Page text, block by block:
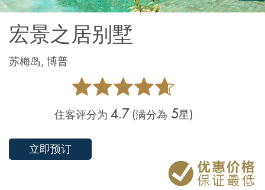
宏景之居别墅
苏梅岛, 博普
住客评分为 4.7 (满分為 5星)
立即预订